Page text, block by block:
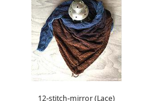
12-stitch-mirror (Lace)